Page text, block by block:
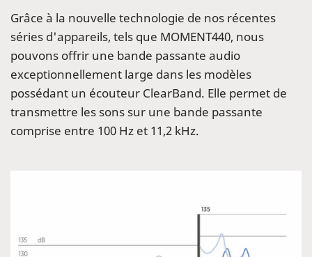
Grâce à la nouvelle technologie de nos récentes
séries d'appareils, tels que MOMENT440, nous
pouvons offrir une bande passante audio
exceptionnellement large dans les modèles
possédant un écouteur ClearBand. Elle permet de
transmettre les sons sur une bande passante
comprise entre 100 Hz et 11,2 kHz.